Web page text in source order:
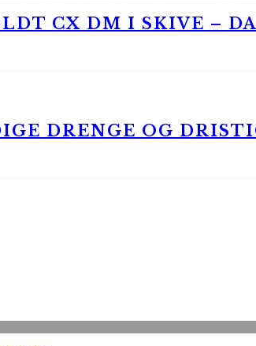
CX DM I SKIVE –
DRENGE OG